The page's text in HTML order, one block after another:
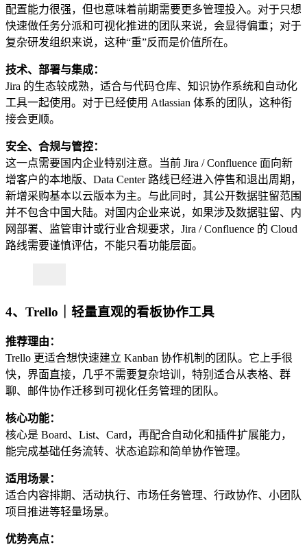
配置能力很强，但也意味着前期需要更多管理投入。对于只想
快速做任务分派和可视化推进的团队来说，会显得偏重；对于
复杂研发组织来说，这种“重”反而是价值所在。
技术、部署与集成：
Jira 的生态较成熟，适合与代码仓库、知识协作系统和自动化
工具一起使用。对于已经使用 Atlassian 体系的团队，这种衔
接会更顺。
安全、合规与管控：
这一点需要国内企业特别注意。当前 Jira / Confluence 面向新
增客户的本地版、Data Center 路线已经进入停售和退出周期，
新增采购基本以云版本为主。与此同时，其公开数据驻留范围
并不包含中国大陆。对国内企业来说，如果涉及数据驻留、内
网部署、监管审计或行业合规要求，Jira / Confluence 的 Cloud
路线需要谨慎评估，不能只看功能层面。
4、Trello｜轻量直观的看板协作工具
推荐理由：
Trello 更适合想快速建立 Kanban 协作机制的团队。它上手很
快，界面直接，几乎不需要复杂培训，特别适合从表格、群
聊、邮件协作迁移到可视化任务管理的团队。
核心功能：
核心是 Board、List、Card，再配合自动化和插件扩展能力，
能完成基础任务流转、状态追踪和简单协作管理。
适用场景：
适合内容排期、活动执行、市场任务管理、行政协作、小团队
项目推进等轻量场景。
优势亮点：